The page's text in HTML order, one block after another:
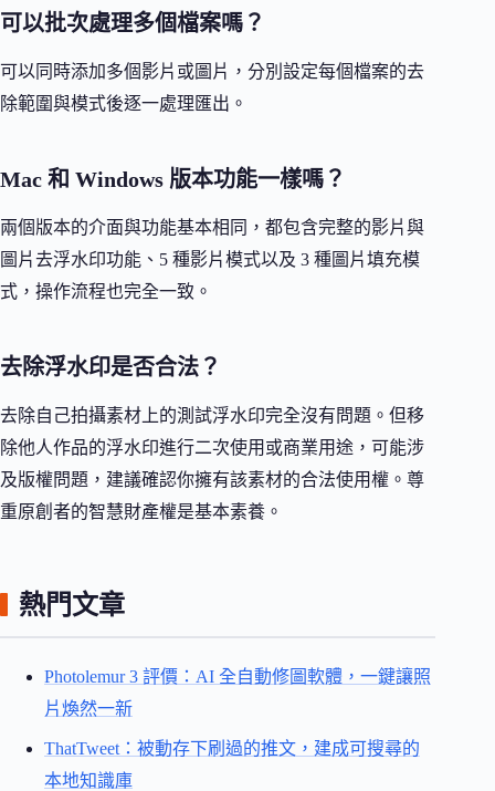
可以批次處理多個檔案嗎？
可以同時添加多個影片或圖片，分別設定每個檔案的去
除範圍與模式後逐一處理匯出。
Mac 和 Windows 版本功能一樣嗎？
兩個版本的介面與功能基本相同，都包含完整的影片與
圖片去浮水印功能、5 種影片模式以及 3 種圖片填充模
式，操作流程也完全一致。
去除浮水印是否合法？
去除自己拍攝素材上的測試浮水印完全沒有問題。但移
除他人作品的浮水印進行二次使用或商業用途，可能涉
及版權問題，建議確認你擁有該素材的合法使用權。尊
重原創者的智慧財產權是基本素養。
熱門文章
Photolemur 3 評價：AI 全自動修圖軟體，一鍵讓照
片煥然一新
ThatTweet：被動存下刷過的推文，建成可搜尋的
本地知識庫